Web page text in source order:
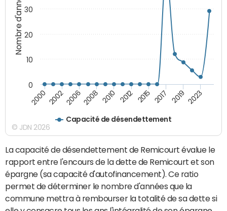
Nombre d'années
Capacité de désendettement
2000 200220062008 2010 2012 2015 2017 2019 2023
0
10
20
30
© JDN 2026
La capacité de désendettement de Remicourt évalue le
rapport entre l'encours de la dette de Remicourt et son
épargne (sa capacité d'autofinancement). Ce ratio
permet de déterminer le nombre d'années que la
commune mettra à rembourser la totalité de sa dette si